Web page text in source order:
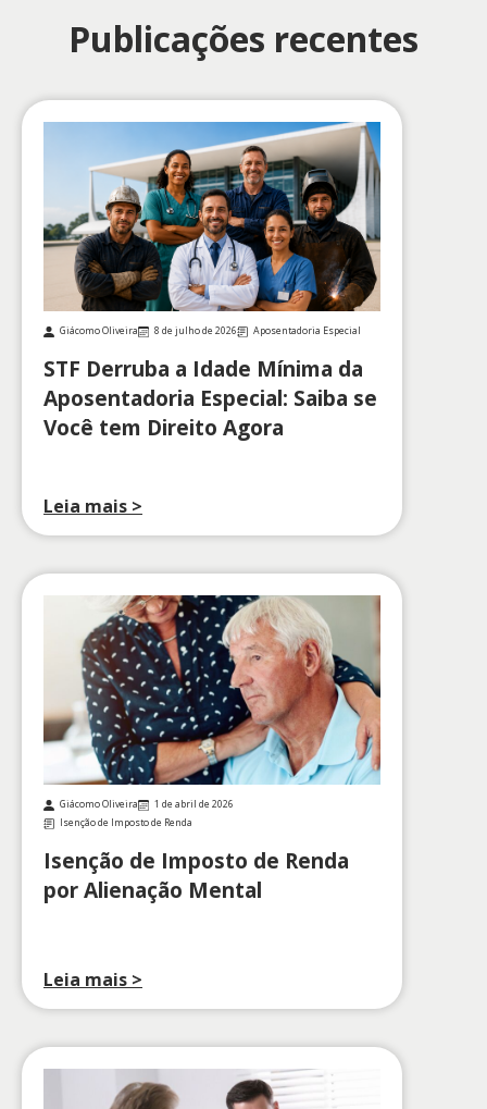
Publicações recentes
Giácomo Oliveira 8 de julho de 2026 Aposentadoria Especial
STF Derruba a Idade Mínima da
Aposentadoria Especial: Saiba se
Você tem Direito Agora
Leia mais >
Giácomo Oliveira
1 de abril de 2026
Isenção de Imposto de Renda
Isenção de Imposto de Renda
por Alienação Mental
Leia mais >